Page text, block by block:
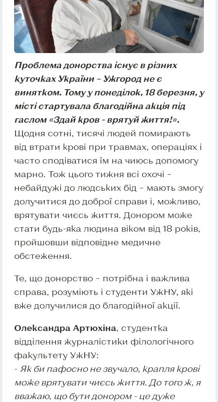
Проблема донорства існує в різних
куточках України – Ужгород не є
винятком. Тому у понеділок, 18 березня, у
місті стартувала благодійна акція під
гаслом «Здай кров - врятуй життя!».
Щодня сотні, тисячі людей помирають
від втрати крові при травмах, операціях і
часто сподіватися їм на чиюсь допомогу
марно. Тож цього тижня всі охочі –
небайдужі до людських бід – мають змогу
долучитися до доброї справи і, можливо,
врятувати чиєсь життя. Донором може
стати будь-яка людина віком від 18 років,
пройшовши відповідне медичне
обстеження.
Те, що донорство – потрібна і важлива
справа, розуміють і студенти УжНУ, які
вже долучилися до благодійної акції.
Олександра Артюхіна, студентка
відділення журналістики філологічного
факультету УжНУ:
- Як би пафосно не звучало, крапля крові
може врятувати чиєсь життя. До того ж, я
вважаю, що бути донором - це дуже